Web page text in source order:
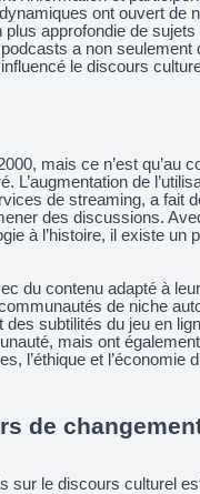
ont ouvert de
approfondie de
a non seulement
le discours
mais ce n’est qu’au
L’augmentation de
de streaming, a fait
des discussions.
à l’histoire, il existe un
du contenu adapté à
de niche
subtilités du jeu en
mais ont
l’éthique et l’économie
de
sur le discours culturel